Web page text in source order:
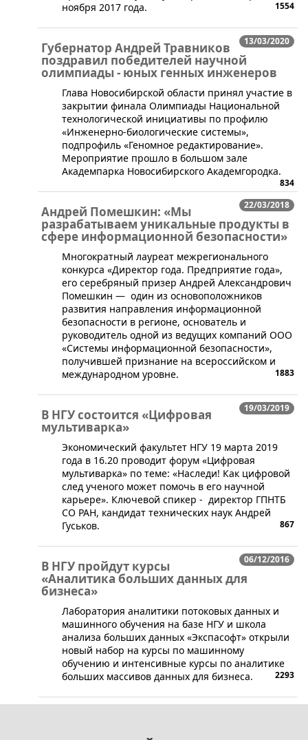
ноября 2017 года.
1554
13/03/2020
Губернатор Андрей Травников
поздравил победителей научной
олимпиады - юных генных инженеров
​Глава Новосибирской области принял участие в
закрытии финала Олимпиады Национальной
технологической инициативы по профилю
«Инженерно-биологические системы»,
подпрофиль «Геномное редактирование».
Мероприятие прошло в большом зале
Академпарка Новосибирского Академгородка.
834
22/03/2018
Андрей Помешкин: «Мы
разрабатываем уникальные продукты в
сфере информационной безопасности»
​Многократный лауреат межрегионального
конкурса «Директор года. Предприятие года»,
его серебряный призер Андрей Александрович
Помешкин — один из основоположников
развития направления информационной
безопасности в регионе, основатель и
руководитель одной из ведущих компаний ООО
«Системы информационной безопасности»,
получившей признание на всероссийском и
международном уровне.
1883
19/03/2019
В НГУ состоится «Цифровая
мультиварка»
Экономический факультет НГУ 19 марта 2019
года в 16.20 проводит форум «Цифровая
мультиварка» по теме: «Наследи! Как цифровой
след ученого может помочь в его научной
карьере». Ключевой спикер - директор ГПНТБ
СО РАН, кандидат технических наук Андрей
Гуськов.
867
06/12/2016
В НГУ пройдут курсы
«Аналитика больших данных для
бизнеса»
​Лаборатория аналитики потоковых данных и
машинного обучения на базе НГУ и школа
анализа больших данных «Экспасофт» открыли
новый набор на курсы по машинному
обучению и интенсивные курсы по аналитике
больших массивов данных для бизнеса.
2293